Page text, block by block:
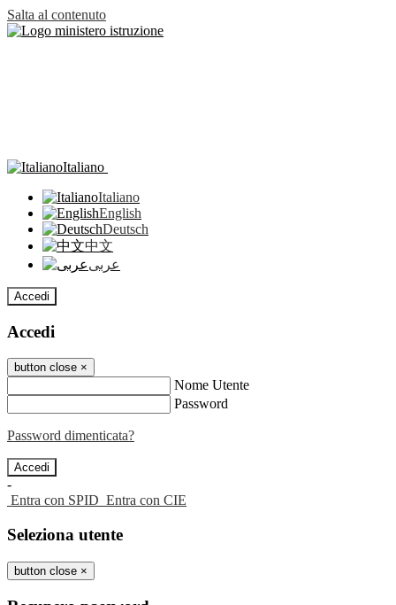
Salta al contenuto
Italiano
Italiano
English
Deutsch
中文
عربى
Accedi
Accedi
button close ×
Nome Utente
Password
Password dimenticata?
-
Entra con SPID Entra con CIE
Seleziona utente
button close ×